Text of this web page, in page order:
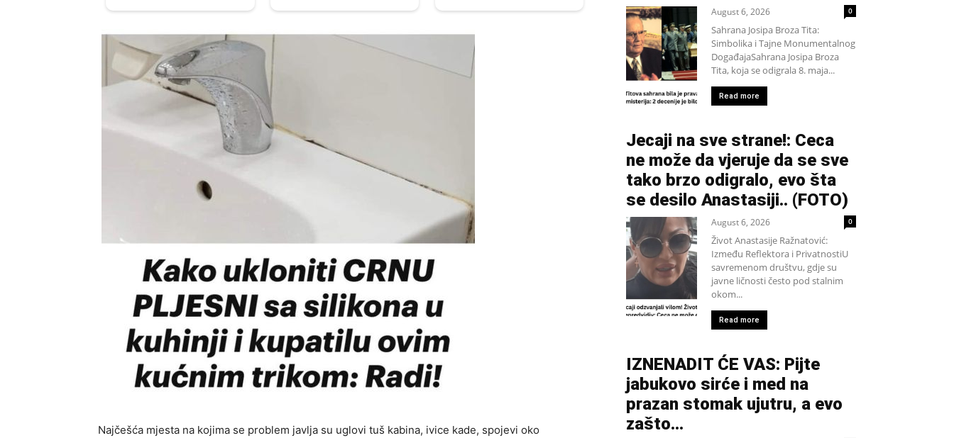
Najčešća mjesta na kojima se problem javlja su uglovi tuš kabina, ivice kade, spojevi oko
August 6, 2026 0
Sahrana Josipa Broza Tita:
Simbolika i Tajne Monumentalnog
DogađajaSahrana Josipa Broza
Tita, koja se odigrala 8. maja...
Read more
Jecaji na sve strane!: Ceca
ne može da vjeruje da se sve
tako brzo odigralo, evo šta
se desilo Anastasiji.. (FOTO)
August 6, 2026 0
Život Anastasije Ražnatović:
Između Reflektora i PrivatnostiU
savremenom društvu, gdje su
javne ličnosti često pod stalnim
okom...
Read more
IZNENADIT ĆE VAS: Pijte
jabukovo sirće i med na
prazan stomak ujutru, a evo
zašto…